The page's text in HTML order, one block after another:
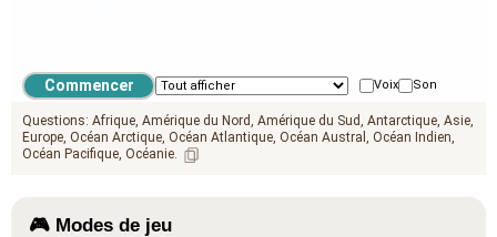
Voix Son
Questions: Afrique Amérique du Nord Amérique du Sud Antarctique Asie
Europe Océan Arctique Océan Atlantique Océan Austral
Océan Indien
Océan Pacifique Océanie
🎮 Modes de jeu